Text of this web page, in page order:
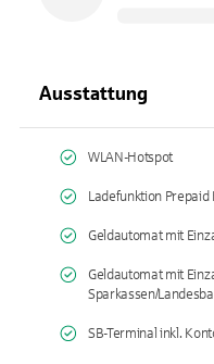
Ausstattung
WLAN-Hotspot
Ladefunktion Prepaid
Geldautomat mit
Geldautomat mit
Sparkassen/
SB-Terminal inkl.